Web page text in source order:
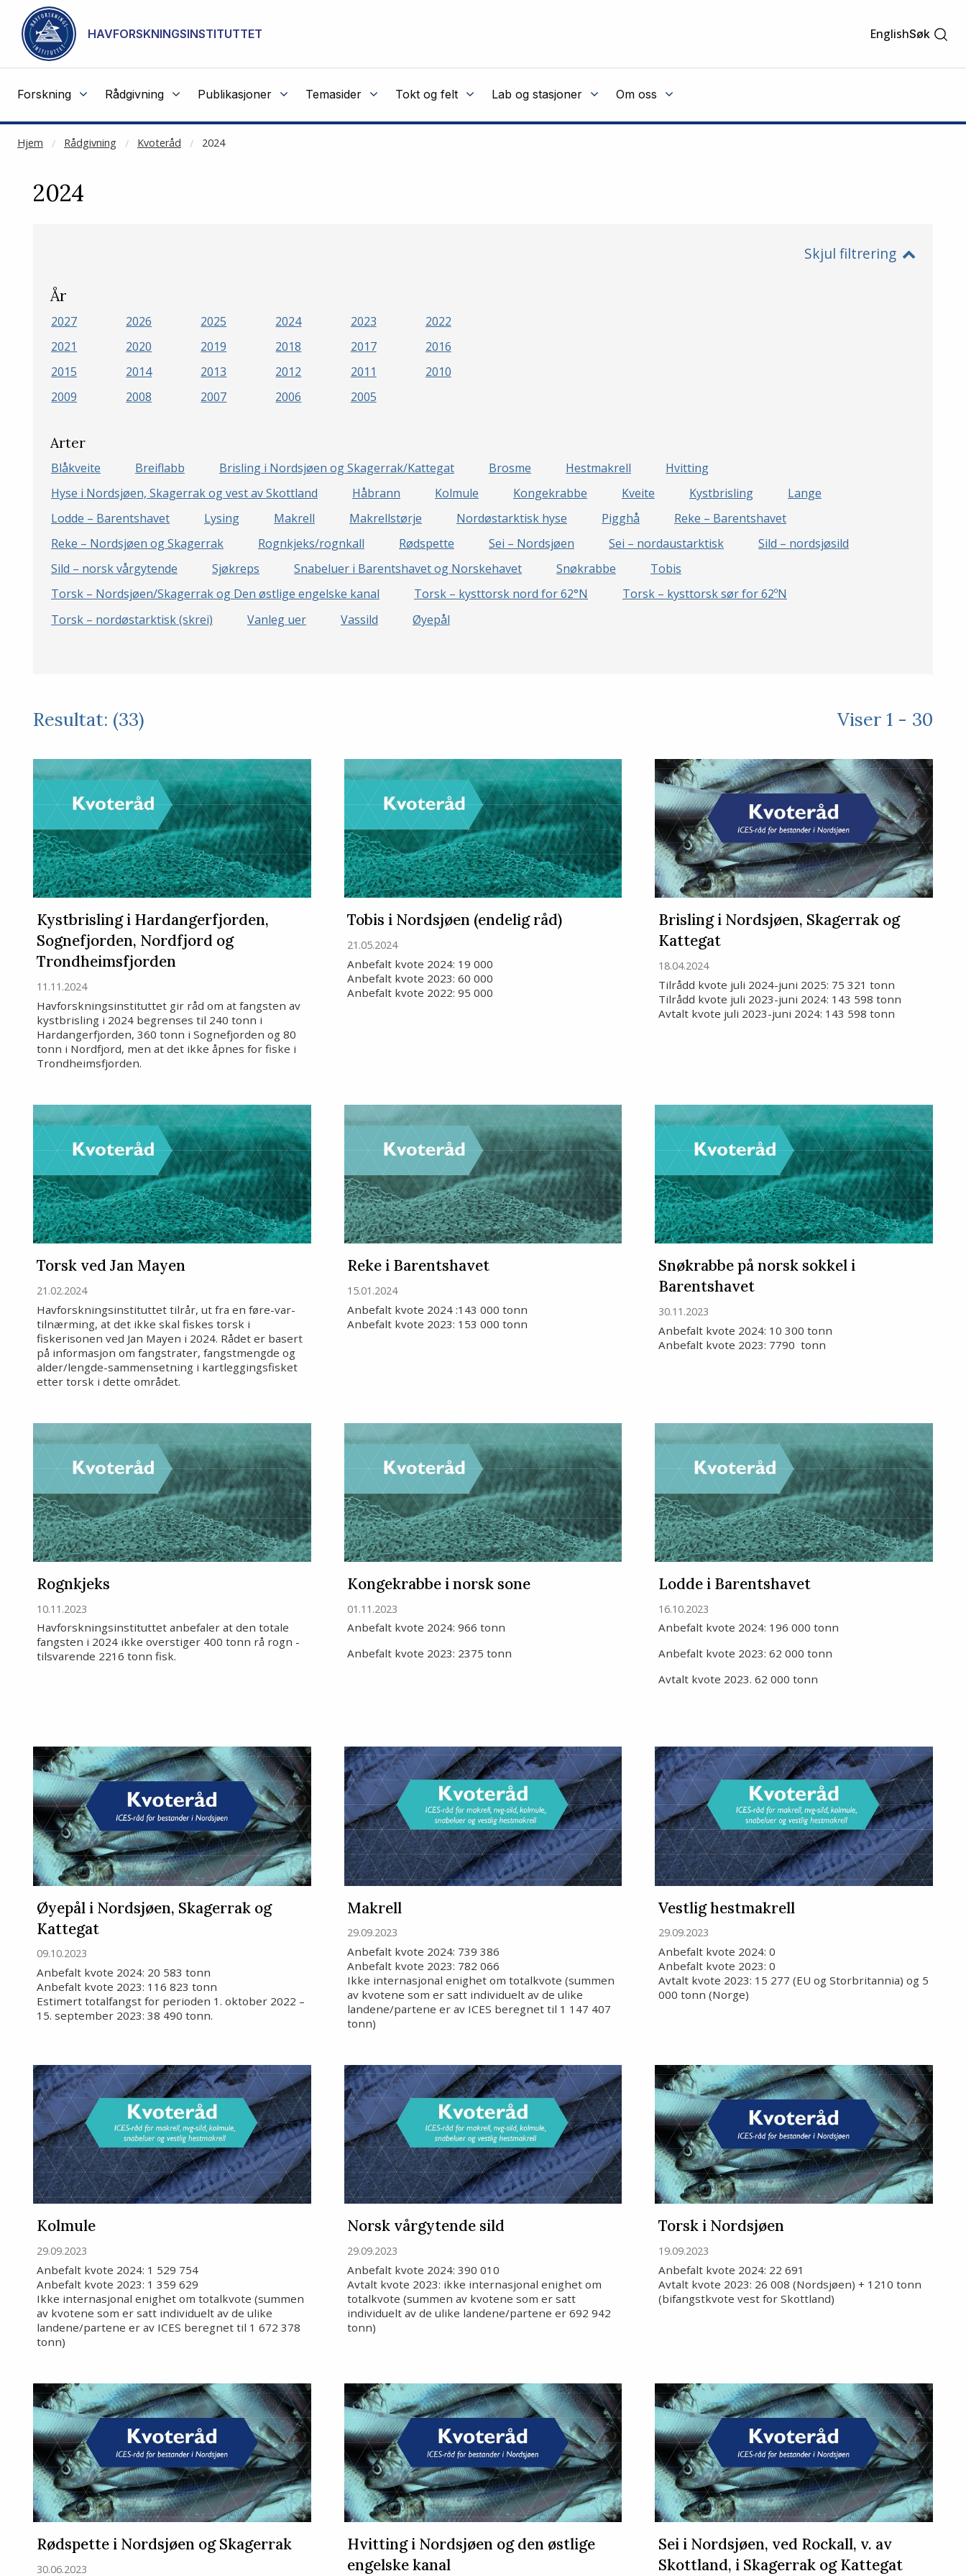
Gå til hovedinnhold
HAVFORSKNINGSINSTITUTTET EnglishSøk
Forskning Rådgivning Publikasjoner Temasider Tokt og felt Lab og stasjoner Om oss
Hjem Rådgivning Kvoteråd 2024
NOT CACHED
2024
Skjul filtrering
År
2027 2026 2025 2024 2023
2022
2021
2020 2019 2018 2017
2016
2015
2014 2013 2012 2011
2010
2009
2008 2007 2006 2005
Arter
Blåkveite Breiflabb Brisling i Nordsjøen og Skagerrak/Kattegat Brosme Hestmakrell
Hvitting
Hyse i Nordsjøen, Skagerrak og vest av Skottland
Håbrann Kolmule Kongekrabbe Kveite Kystbrisling
Lange
Lodde – Barentshavet
Lysing Makrell Makrellstørje Nordøstarktisk hyse Pigghå
Reke – Barentshavet
Reke – Nordsjøen og Skagerrak
Rognkjeks/rognkall Rødspette Sei – Nordsjøen Sei – nordaustarktisk
Sild – nordsjøsild
Sild – norsk vårgytende
Sjøkreps Snabeluer i Barentshavet og Norskehavet Snøkrabbe
Tobis
Torsk – Nordsjøen/Skagerrak og Den østlige engelske kanal
Torsk – kysttorsk nord for 62°N
Torsk – kysttorsk sør for 62ºN
Torsk – nordøstarktisk (skrei)
Vanleg uer Vassild Øyepål
Resultat: (33) Viser 1 - 30
Kystbrisling i Hardangerfjorden,
Sognefjorden, Nordfjord og
Trondheimsfjorden
11.11.2024
Havforskningsinstituttet gir råd om at fangsten av
kystbrisling i 2024 begrenses til 240 tonn i
Hardangerfjorden, 360 tonn i Sognefjorden og 80
tonn i Nordfjord, men at det ikke åpnes for fiske i
Trondheimsfjorden.
Tobis i Nordsjøen (endelig råd)
21.05.2024
Anbefalt kvote 2024: 19 000
Anbefalt kvote 2023: 60 000
Anbefalt kvote 2022: 95 000
Brisling i Nordsjøen, Skagerrak og
Kattegat
18.04.2024
Tilrådd kvote juli 2024-juni 2025: 75 321 tonn
Tilrådd kvote juli 2023-juni 2024: 143 598 tonn
Avtalt kvote juli 2023-juni 2024: 143 598 tonn
Torsk ved Jan Mayen
21.02.2024
Havforskningsinstituttet tilrår, ut fra en føre-var-
tilnærming, at det ikke skal fiskes torsk i
fiskerisonen ved Jan Mayen i 2024. Rådet er basert
på informasjon om fangstrater, fangstmengde og
alder/lengde-sammensetning i kartleggingsfisket
etter torsk i dette området.
Reke i Barentshavet
15.01.2024
Anbefalt kvote 2024 :143 000 tonn
Anbefalt kvote 2023: 153 000 tonn
Snøkrabbe på norsk sokkel i
Barentshavet
30.11.2023
Anbefalt kvote 2024: 10 300 tonn
Anbefalt kvote 2023: 7790 tonn
Rognkjeks
10.11.2023
Havforskningsinstituttet anbefaler at den totale
fangsten i 2024 ikke overstiger 400 tonn rå rogn -
tilsvarende 2216 tonn fisk.
Kongekrabbe i norsk sone
01.11.2023
Anbefalt kvote 2024: 966 tonn
Anbefalt kvote 2023: 2375 tonn
Lodde i Barentshavet
16.10.2023
Anbefalt kvote 2024: 196 000 tonn
Anbefalt kvote 2023: 62 000 tonn
Avtalt kvote 2023. 62 000 tonn
Øyepål i Nordsjøen, Skagerrak og
Kattegat
09.10.2023
Anbefalt kvote 2024: 20 583 tonn
Anbefalt kvote 2023: 116 823 tonn
Estimert totalfangst for perioden 1. oktober 2022 –
15. september 2023: 38 490 tonn.
Makrell
29.09.2023
Anbefalt kvote 2024: 739 386
Anbefalt kvote 2023: 782 066
Ikke internasjonal enighet om totalkvote (summen
av kvotene som er satt individuelt av de ulike
landene/partene er av ICES beregnet til 1 147 407
tonn)
Vestlig hestmakrell
29.09.2023
Anbefalt kvote 2024: 0
Anbefalt kvote 2023: 0
Avtalt kvote 2023: 15 277 (EU og Storbritannia) og 5
000 tonn (Norge)
Kolmule
29.09.2023
Anbefalt kvote 2024: 1 529 754
Anbefalt kvote 2023: 1 359 629
Ikke internasjonal enighet om totalkvote (summen
av kvotene som er satt individuelt av de ulike
landene/partene er av ICES beregnet til 1 672 378
tonn)
Norsk vårgytende sild
29.09.2023
Anbefalt kvote 2024: 390 010
Avtalt kvote 2023: ikke internasjonal enighet om
totalkvote (summen av kvotene som er satt
individuelt av de ulike landene/partene er 692 942
tonn)
Torsk i Nordsjøen
19.09.2023
Anbefalt kvote 2024: 22 691
Avtalt kvote 2023: 26 008 (Nordsjøen) + 1210 tonn
(bifangstkvote vest for Skottland)
Rødspette i Nordsjøen og Skagerrak
30.06.2023
Hvitting i Nordsjøen og den østlige
engelske kanal
Sei i Nordsjøen, ved Rockall, v. av
Skottland, i Skagerrak og Kattegat